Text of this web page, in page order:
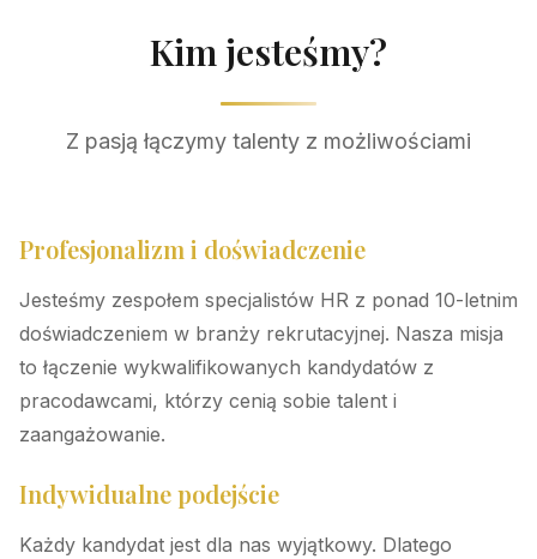
Kim jesteśmy?
Z pasją łączymy talenty z możliwościami
Profesjonalizm i doświadczenie
Jesteśmy zespołem specjalistów HR z ponad 10-letnim
doświadczeniem w branży rekrutacyjnej. Nasza misja
to łączenie wykwalifikowanych kandydatów z
pracodawcami, którzy cenią sobie talent i
zaangażowanie.
Indywidualne podejście
Każdy kandydat jest dla nas wyjątkowy. Dlatego